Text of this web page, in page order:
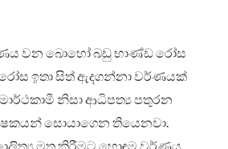
වන බොහෝ බඩු භාණ්ඩ රෝස
ඉතා සිත් ඇදගන්නා වර්ණයක්
නිසා ආධිපත්‍ය පතුරන
සොයාගෙන තියෙනවා.
මතු කිරීමට හොඳම වර්ණය